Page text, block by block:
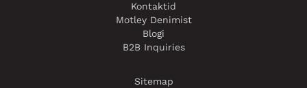
Kontaktid
Motley Denimist
Blogi
B2B Inquiries
Sitemap